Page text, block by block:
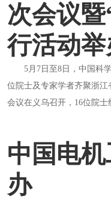
次会议
行活动
5月7日至8日，中国科学
位院士及专家学者齐聚浙
会议在义乌召开，16位院
中国电
办